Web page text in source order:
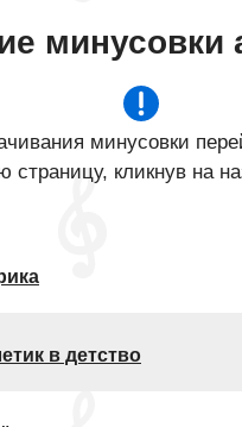
минусовки
минусовки
страницу, кликнув на
в детство